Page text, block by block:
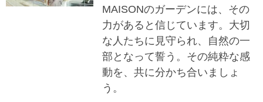
MAISONのガーデンには、その
力があると信じています。大切
な人たちに見守られ、自然の一
部となって誓う。その純粋な感
動を、共に分かち合いましょ
う。